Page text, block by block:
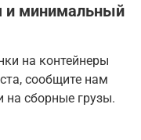
и минимальный
на контейнеры
сообщите нам
на сборные грузы.